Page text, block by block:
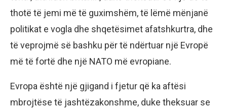
thotë të jemi më të guximshëm, të lëmë mënjanë
politikat e vogla dhe shqetësimet afatshkurtra, dhe
të veprojmë së bashku për të ndërtuar një Evropë
më të fortë dhe një NATO më evropiane.
Evropa është një gjigand i fjetur që ka aftësi
mbrojtëse të jashtëzakonshme, duke theksuar se